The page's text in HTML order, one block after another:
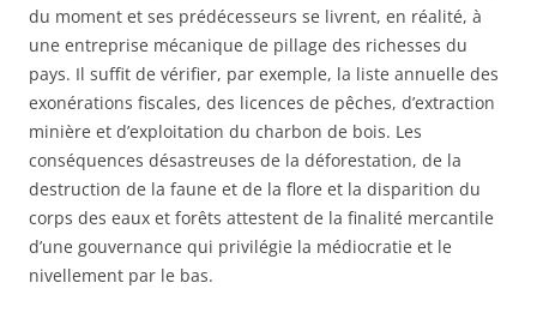
du moment et ses prédécesseurs se livrent, en réalité, à
une entreprise mécanique de pillage des richesses du
pays. Il suffit de vérifier, par exemple, la liste annuelle des
exonérations fiscales, des licences de pêches, d’extraction
minière et d’exploitation du charbon de bois. Les
conséquences désastreuses de la déforestation, de la
destruction de la faune et de la flore et la disparition du
corps des eaux et forêts attestent de la finalité mercantile
d’une gouvernance qui privilégie la médiocratie et le
nivellement par le bas.